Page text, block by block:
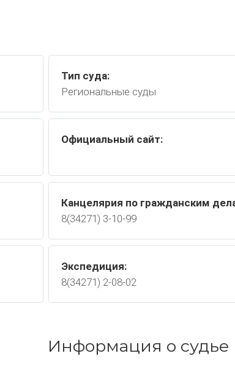
Тип суда:
Региональные суды
Официальный сайт:
Канцелярия по гражданским
8(34271) 3-10-99
Экспедиция:
8(34271) 2-08-02
Информация о судье